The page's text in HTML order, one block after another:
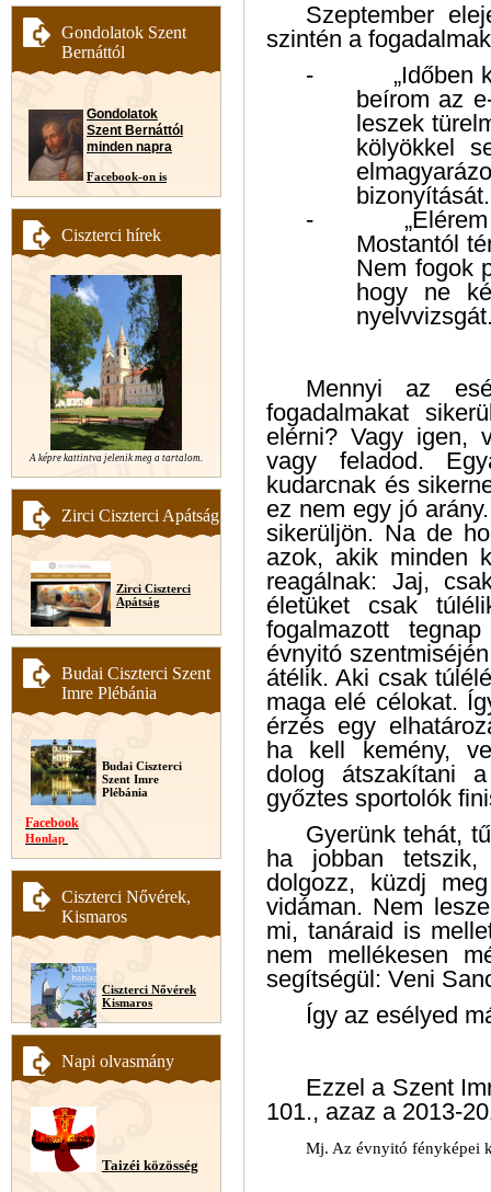
Gondolatok Szent
Bernáttól
Gondolatok
Szent Bernáttól
minden napra
Facebook-on is
Ciszterci hírek
A képre kattintva jelenik meg a tartalom.
Zirci Ciszterci Apátság
Zirci Ciszterci
Apátság
Budai Ciszterci Szent
Imre Plébánia
Budai Ciszterci
Szent Imre
Plébánia
Facebook
Honlap
Ciszterci Nővérek,
Kismaros
Ciszterci Nővérek
Kismaros
Napi olvasmány
Taizéi közösség
Szeptember
szintén a
-
„Időben
beírom az
leszek
kölyökkel
-
Mostantól
Nem fogok
hogy ne
Mennyi az
fogadalmakat
elérni? Vagy igen,
vagy feladod.
kudarcnak és
ez nem egy jó
sikerüljön. Na de
azok, akik minden
reagálnak: Jaj,
életüket csak
fogalmazott
évnyitó
átélik. Aki csak
maga elé célokat.
érzés egy
ha kell kemény,
dolog átszakítani
győztes sportolók
Gyerünk tehát,
ha jobban
dolgozz, küzdj
vidáman. Nem
mi, tanáraid is
nem mellékesen
segítségül: Veni
Így az esélyed
Ezzel a Szent
101., azaz a 2013-
Mj. Az évnyitó fényképei